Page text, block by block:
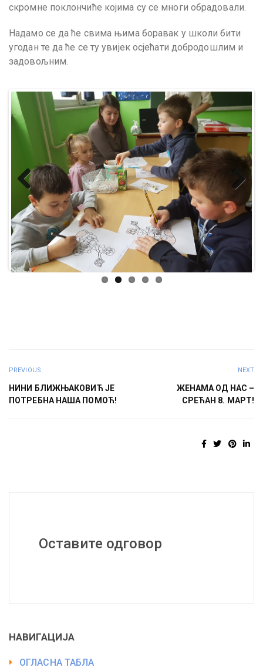
скромне поклончиће којима су се многи обрадовали.
Надамо се да ће свима њима боравак у школи бити
угодан те да ће се ту увијек осјећати добродошлим и
задовољним.
Previ
ous
Next
PREVIOUS
НИНИ БЛИЖЊАКОВИЋ ЈЕ
ПОТРЕБНА НАША ПОМОЋ!
NEXT
ЖЕНАМА ОД НАС –
СРЕЋАН 8. МАРТ!
Оставите одговор
НАВИГАЦИЈА
ОГЛАСНА ТАБЛА